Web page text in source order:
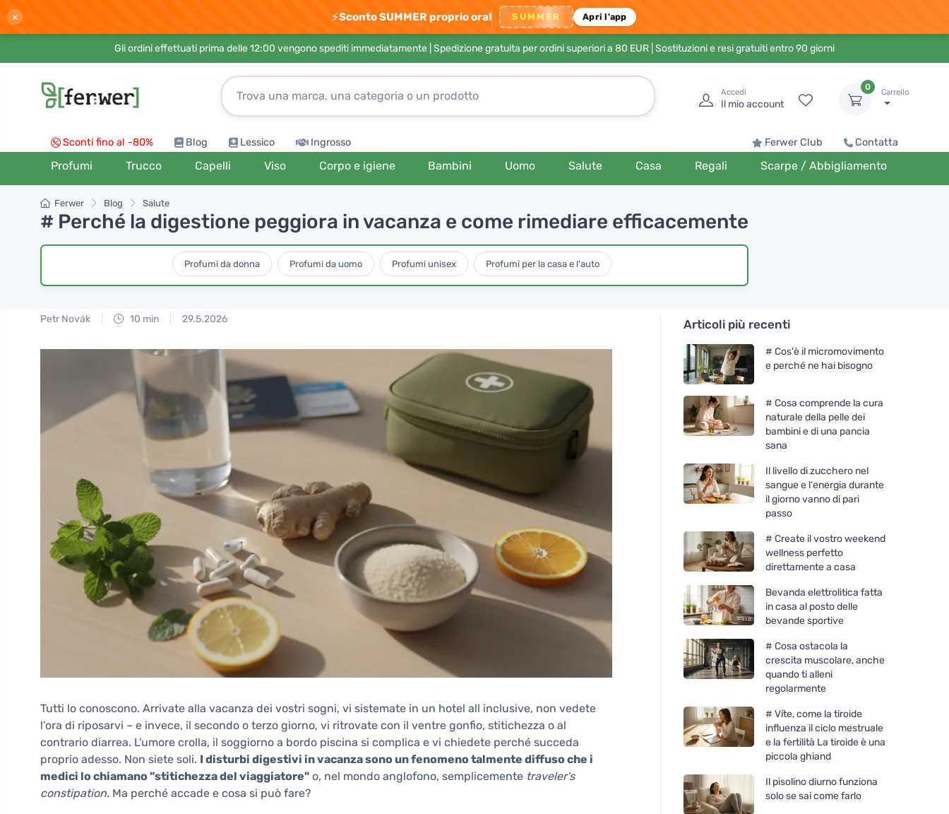
× ⚡Sconto SUMMER proprio ora! SUMMER Apri l'app
Gli ordini effettuati prima delle 12:00 vengono spediti immediatamente | Spedizione gratuita per ordini superiori a 80 EUR | Sostituzioni e resi gratuiti entro 90 giorni
Accedi
Il mio account
0
Carrello
Sconti fino al -80% Blog Lessico Ingrosso Ferwer Club Contatta
Profumi Trucco Capelli Viso Corpo e igiene Bambini Uomo Salute Casa Regali Scarpe / Abbigliamento
Ferwer Blog Salute
# Perché la digestione peggiora in vacanza e come rimediare efficacemente
Profumi da donna Profumi da uomo Profumi unisex Profumi per la casa e l'auto
Petr Novák 10 min 29.5.2026
Tutti lo conoscono. Arrivate alla vacanza dei vostri sogni, vi sistemate in un hotel all inclusive, non vedete
l'ora di riposarvi – e invece, il secondo o terzo giorno, vi ritrovate con il ventre gonfio, stitichezza o al
contrario diarrea. L'umore crolla, il soggiorno a bordo piscina si complica e vi chiedete perché succeda
proprio adesso. Non siete soli. I disturbi digestivi in vacanza sono un fenomeno talmente diffuso che i
medici lo chiamano "stitichezza del viaggiatore" o, nel mondo anglofono, semplicemente traveler's
constipation. Ma perché accade e cosa si può fare?
Articoli più recenti
# Cos'è il micromovimento
e perché ne hai bisogno
# Cosa comprende la cura
naturale della pelle dei
bambini e di una pancia
sana
Il livello di zucchero nel
sangue e l'energia durante
il giorno vanno di pari
passo
# Create il vostro weekend
wellness perfetto
direttamente a casa
Bevanda elettrolitica fatta
in casa al posto delle
bevande sportive
# Cosa ostacola la
crescita muscolare, anche
quando ti alleni
regolarmente
# Víte, come la tiroide
influenza il ciclo mestruale
e la fertilità La tiroide è una
piccola ghiand
Il pisolino diurno funziona
solo se sai come farlo